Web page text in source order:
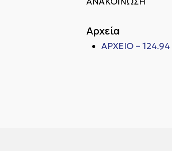
Αρχεία
ΑΡΧΕΙΟ – 124.94